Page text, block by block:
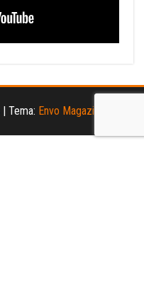
Tema: Envo Magazine